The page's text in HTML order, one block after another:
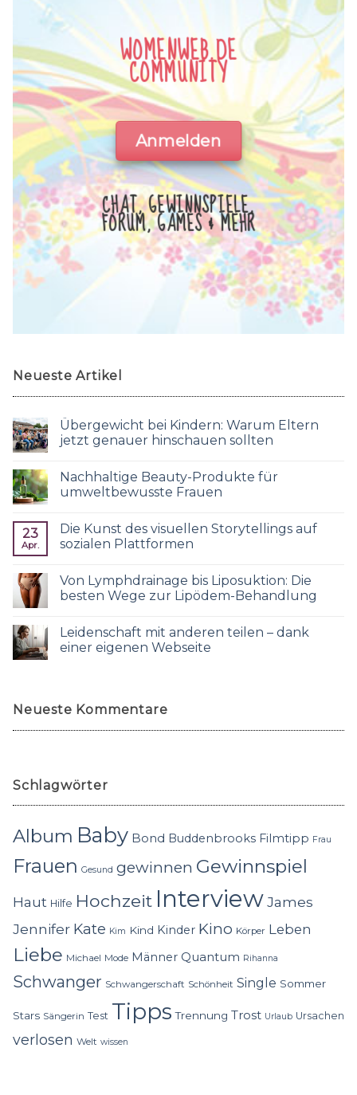
WOMENWEB.DE
COMMUNITY
Anmelden
CHAT, GEWINNSPIELE,
FORUM, GAMES & MEHR
Neueste Artikel
Übergewicht bei Kindern: Warum Eltern
jetzt genauer hinschauen sollten
Nachhaltige Beauty-Produkte für
umweltbewusste Frauen
23
Apr.
Die Kunst des visuellen Storytellings auf
sozialen Plattformen
Von Lymphdrainage bis Liposuktion: Die
besten Wege zur Lipödem-Behandlung
Leidenschaft mit anderen teilen – dank
einer eigenen Webseite
Neueste Kommentare
Schlagwörter
Album Baby Bond Buddenbrooks Filmtipp Frau
Frauen Gesund gewinnen Gewinnspiel
Haut Hilfe Hochzeit InterviewJames
Jennifer Kate Kim Kind Kinder Kino Körper Leben
Liebe Michael Mode Männer Quantum Rihanna
Schwanger Schwangerschaft Schönheit Single Sommer
Stars Sängerin Test Tipps Trennung Trost Urlaub Ursachen
verlosen Welt wissen